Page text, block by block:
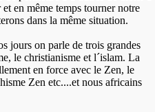
en même temps tourner notre
dans la même situation.
jours on parle de trois grandes
le christianisme et l´islam. La
en force avec le Zen, le
Zen etc....et nous africains